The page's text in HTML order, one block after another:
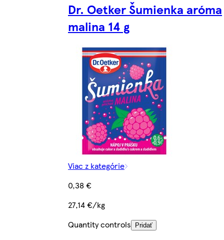
Dr. Oetker Šumienka aróma
malina 14 g
Viac z kategórie
0,38 €
27,14 €/kg
Quantity controls
Pridať